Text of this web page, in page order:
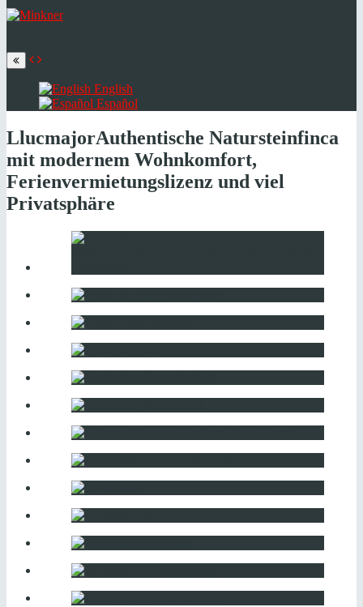
language
English
Español
LlucmajorAuthentische Natursteinfinca
mit modernem Wohnkomfort,
Ferienvermietungslizenz und viel
Privatsphäre